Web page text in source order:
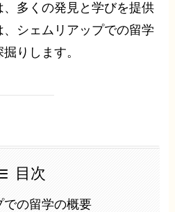
多くの発見と学びを提供
、シェムリアップでの留学
りします。
目次
での留学の概要